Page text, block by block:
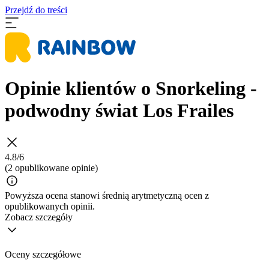
Przejdź do treści
Opinie klientów o Snorkeling -
podwodny świat Los Frailes
4.8/6
(2 opublikowane opinie)
Powyższa ocena stanowi średnią arytmetyczną ocen z
opublikowanych opinii.
Zobacz szczegóły
Oceny szczegółowe